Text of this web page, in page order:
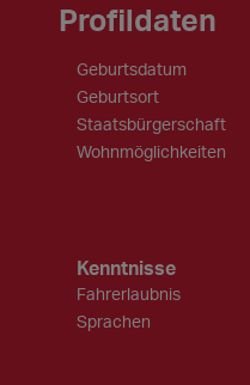
Profildaten
Geburtsdatum
Geburtsort
Staatsbürgerschaft
Wohnmöglichkeiten
Kenntnisse
Fahrerlaubnis
Sprachen